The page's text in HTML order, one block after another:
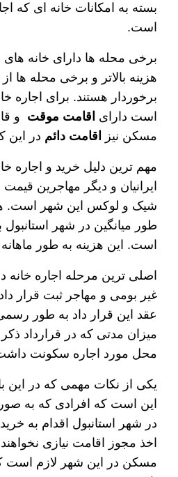
بسته به امکانات خانه ای که
است.
برخی محله ها دارای خانه
هزینه بالاتر و برخی محله ها
برخوردار هستند. برای اجاره
است دارای اقامت موقت و
مسکن نیز
اقامت دائم در این
مهم ترین دلیل خرید و اجاره
ایرانیان و دیگر مهاجرین
شیک و لوکس این شهر است.
است. این هزینه به طور
اصلی ترین مرحله اجاره خانه
غیر بومی و مهاجر ثبت قرار
عقد این قرار داد به طور
میزان مدتی که در قرارداد
محل مورد اجاره سکونت
یکی از نکات مهمی که در این
این است که افرادی که به
در شهر استانبول اقدام به
اخذ مجوز اقامت نیازی
مسکن در این شهر لازم است